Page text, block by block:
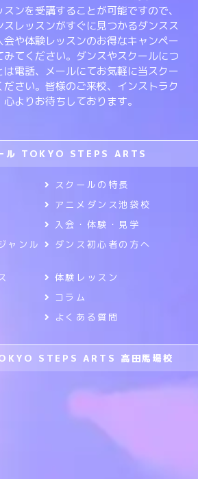
ンを受講することが可能ですので、
レッスンがすぐに見つかるダンスス
や体験レッスンのお得なキャンペー
てください。ダンスやスクールにつ
電話、メールにてお気軽に当スクー
さい。皆様のご来校、インストラク
よりお待ちしております。
ル TOKYO STEPS ARTS
スクールの特長
アニメダンス池袋校
入会・体験・見学
ャンル
ダンス初心者の方へ
体験レッスン
コラム
よくある質問
STEPS ARTS 高田馬場校